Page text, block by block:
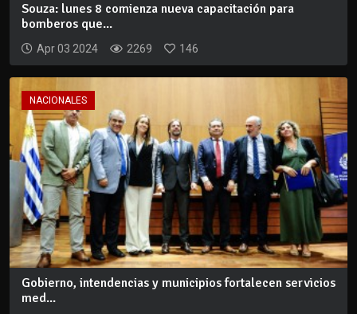
Souza: lunes 8 comienza nueva capacitación para
bomberos que...
Apr 03 2024 2269 146
NACIONALES
Gobierno, intendencias y municipios fortalecen servicios
med...